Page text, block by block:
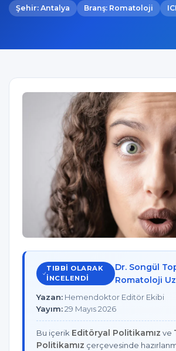
Şehir: Antalya Branş: Romatoloji
TIBBI OLARAK
INCELENDI
Dr. Songül
Romatoloji
Yazan: Hemendoktor Editör Ekibi
Yayım:29 Mayıs 2026
Bu içerik Editöryal Politikamız ve
Politikamız çerçevesinde